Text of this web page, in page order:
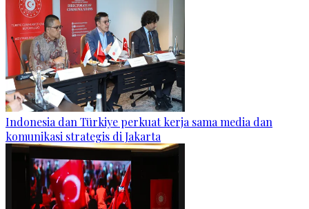
Indonesia dan Türkiye perkuat kerja sama media dan
komunikasi strategis di Jakarta